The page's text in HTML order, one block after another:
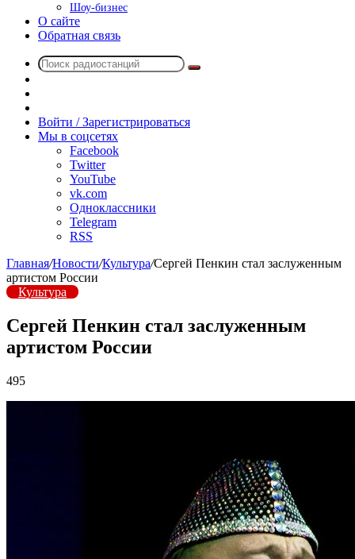
Шоу-бизнес
О сайте
Обратная связь
Поиск
радио
Войти / Зарегистрироваться
Мы в соцсетях
Facebook
Twitter
YouTube
vk.com
Одноклассники
Telegram
RSS
Главная/Новости/Культура/Сергей Пенкин стал заслуженным
артистом России
Культура
Сергей Пенкин стал заслуженным
артистом России
495